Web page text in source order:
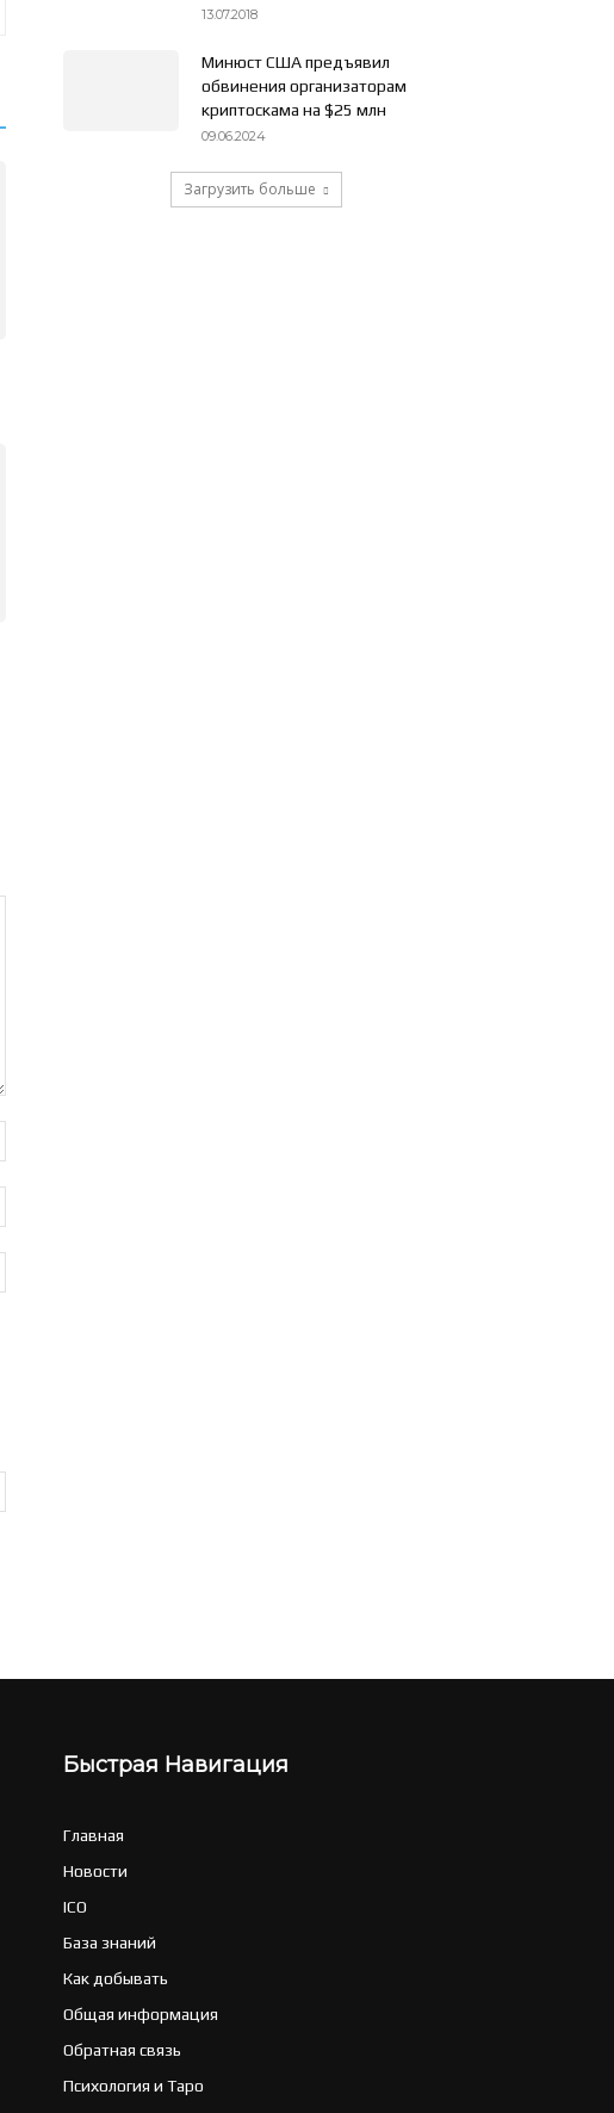
13.07.2018
Минюст США предъявил
обвинения организаторам
криптоскама на $25 млн
09.06.2024
Загрузить больше
Быстрая Навигация
Главная
Новости
ICO
База знаний
Как добывать
Общая информация
Обратная связь
Психология и Таро